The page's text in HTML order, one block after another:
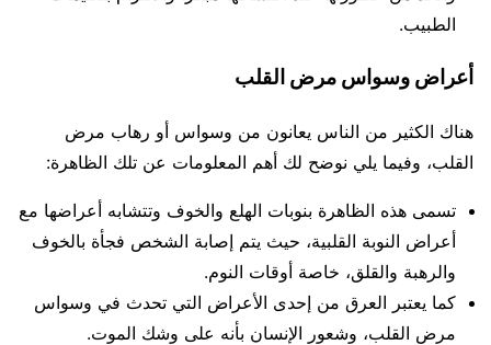
الطبيب.
أعراض وسواس مرض القلب
هناك الكثير من الناس يعانون من وسواس أو رهاب مرض
القلب، وفيما يلي نوضح لك أهم المعلومات عن تلك الظاهرة:
تسمى هذه الظاهرة بنوبات الهلع والخوف وتتشابه أعراضها مع
أعراض النوبة القلبية، حيث يتم إصابة الشخص فجأة بالخوف
والرهبة والقلق، خاصة أوقات النوم.
كما يعتبر العرق من إحدى الأعراض التي تحدث في وسواس
مرض القلب، وشعور الإنسان بأنه على وشك الموت.